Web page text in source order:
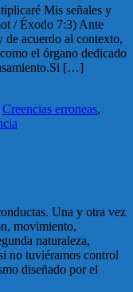
Mis señales y
/ Éxodo 7:3) Ante
de acuerdo al contexto,
el órgano dedicado
[…]
Creencias erroneas,
Una y otra vez
movimiento,
naturaleza,
no tuviéramos control
diseñado por el